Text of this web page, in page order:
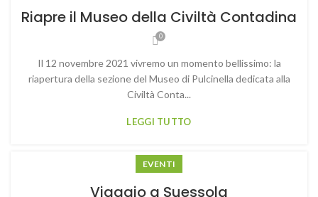
Riapre il Museo della Civiltà Contadina
0
Il 12 novembre 2021 vivremo un momento bellissimo: la
riapertura della sezione del Museo di Pulcinella dedicata alla
Civiltà Conta...
LEGGI TUTTO
EVENTI
Viaggio a Suessola